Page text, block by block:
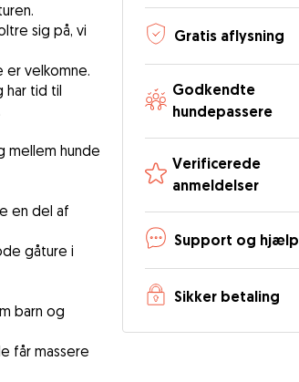
sig på, vi
er velkomne.
har tid til
mellem hunde
en del af
gåture i
barn og
får massere
Gratis aflysning
Godkendte
hundepassere
Verificerede
anmeldelser
Support og hjælp
Sikker betaling